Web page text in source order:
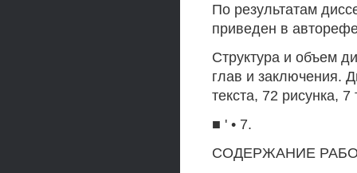
По результатам
приведен в
Структура и объем
глав и заключения.
текста, 72 рисунка,
■ ' • 7.
СОДЕРЖАНИЕ